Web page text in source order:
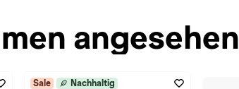
angesehen
Sale Nachhaltig